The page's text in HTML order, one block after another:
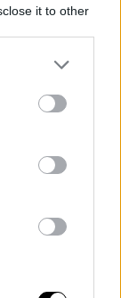
it to other
more Google
may click to
tags to
below Google